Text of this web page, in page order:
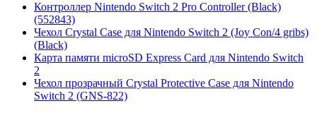
Контроллер Nintendo Switch 2 Pro Controller (Black)
(552843)
Чехол Сrystal Сase для Nintendo Switch 2 (Joy Con/4 gribs)
(Black)
Карта памяти microSD Express Card для Nintendo Switch
2
Чехол прозрачный Crystal Protective Case для Nintendo
Switch 2 (GNS-822)